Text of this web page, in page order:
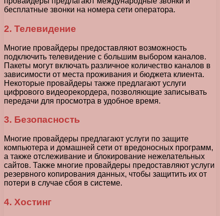
бесплатные звонки на номера сети оператора.
2. Телевидение
Многие провайдеры предоставляют возможность
подключить телевидение с большим выбором каналов.
Пакеты могут включать различное количество каналов в
зависимости от места проживания и бюджета клиента.
Некоторые провайдеры также предлагают услуги
цифрового видеорекордера, позволяющие записывать
передачи для просмотра в удобное время.
3. Безопасность
Многие провайдеры предлагают услуги по защите
компьютера и домашней сети от вредоносных программ,
а также отслеживание и блокирование нежелательных
сайтов. Также многие провайдеры предоставляют услуги
резервного копирования данных, чтобы защитить их от
потери в случае сбоя в системе.
4. Хостинг